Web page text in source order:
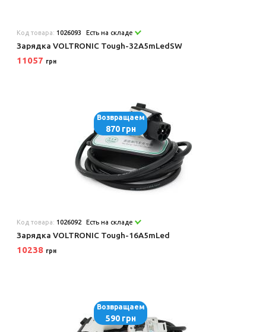
Код товара: 1026093 Есть на складе
Зарядка VOLTRONIC Tough-32A5mLedSW
11057 грн
Возвращаем
870 грн
Код товара: 1026092 Есть на складе
Зарядка VOLTRONIC Tough-16A5mLed
10238 грн
Возвращаем
590 грн